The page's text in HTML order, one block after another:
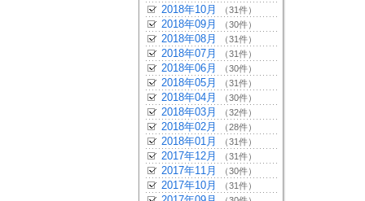
2018年10月 （31件）
2018年09月 （30件）
2018年08月 （31件）
2018年07月 （31件）
2018年06月 （30件）
2018年05月 （31件）
2018年04月 （30件）
2018年03月 （32件）
2018年02月 （28件）
2018年01月 （31件）
2017年12月 （31件）
2017年11月 （30件）
2017年10月 （31件）